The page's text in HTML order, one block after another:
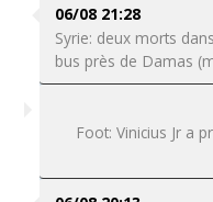
06/08 21:28
Syrie: deux morts
bus près de Damas
Foot: Vinicius Jr a